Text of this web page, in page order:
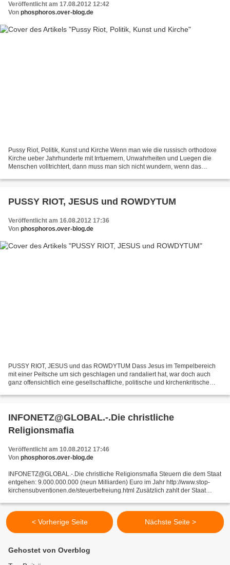
Veröffentlicht am 17.08.2012 12:42
Von phosphoros.over-blog.de
Pussy Riot, Politik, Kunst und Kirche Wenn man wie die russisch orthodoxe
Kirche ueber Jahrhunderte mit Irrtuemern, Unwahrheiten und Luegen die
Menschen volltrichtert, dann muss man sich nicht wundern, wenn das
PUSSY RIOT, JESUS und ROWDYTUM
Veröffentlicht am 16.08.2012 17:36
Von phosphoros.over-blog.de
PUSSY RIOT, JESUS und das ROWDYTUM Dass Jesus im Tempelbereich
mit einer Peitsche um sich geschlagen und randaliert hat, war doch auch
ganz offensichtlich eine gesellschaftliche, politische und kirchenkritische
INFONETZ@GLOBAL.-.Die christliche
Religionsmafia
Veröffentlicht am 10.08.2012 17:46
Von phosphoros.over-blog.de
INFONETZ@GLOBAL.-.Die christliche Religionsmafia Steuern die dem Staat
entgehen: 9.000.000.000 (neun Milliarden) Euro im Jahr http://www.stop-
kirchensubventionen.de/steuerbefreiung.html Zusätzlich zahlt der Staat
< Vorherige Seite Nächste Seite >
Gehostet von Overblog